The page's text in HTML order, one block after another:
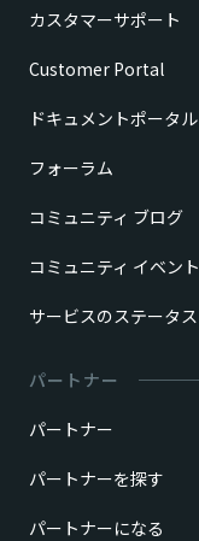
カスタマーサポート
Customer Portal
ドキュメントポータル
フォーラム
コミュニティ ブログ
コミュニティ イベント
サービスのステータス
パートナー
パートナー
パートナーを探す
パートナーになる